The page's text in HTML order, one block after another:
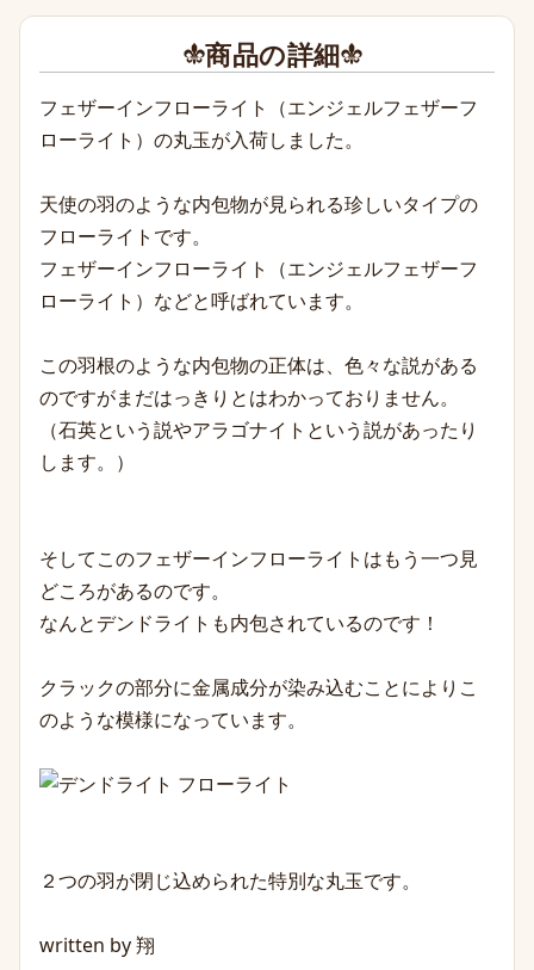
商品の詳細
フェザーインフローライト（エンジェルフェザーフ
ローライト）の丸玉が入荷しました。
天使の羽のような内包物が見られる珍しいタイプの
フローライトです。
フェザーインフローライト（エンジェルフェザーフ
ローライト）などと呼ばれています。
この羽根のような内包物の正体は、色々な説がある
のですがまだはっきりとはわかっておりません。
（石英という説やアラゴナイトという説があったり
します。）
そしてこのフェザーインフローライトはもう一つ見
どころがあるのです。
なんとデンドライトも内包されているのです！
クラックの部分に金属成分が染み込むことによりこ
のような模様になっています。
２つの羽が閉じ込められた特別な丸玉です。
written by 翔